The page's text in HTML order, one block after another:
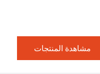
مشاهدة المنتجات